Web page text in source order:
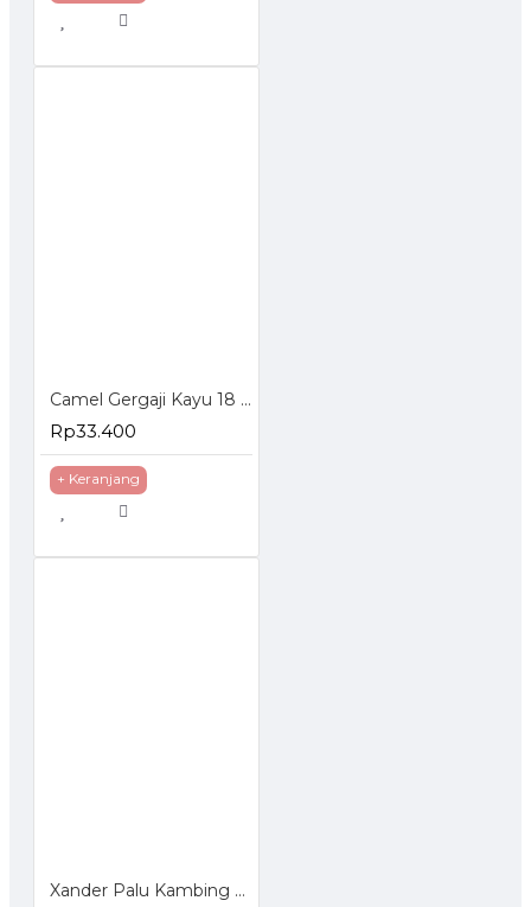
Camel Gergaji Kayu 18 Inch Gagang Karet - Wood Saw
Rp33.400
+ Keranjang
Xander Palu Kambing 16Oz Martil 16 Oz Claw Hammer